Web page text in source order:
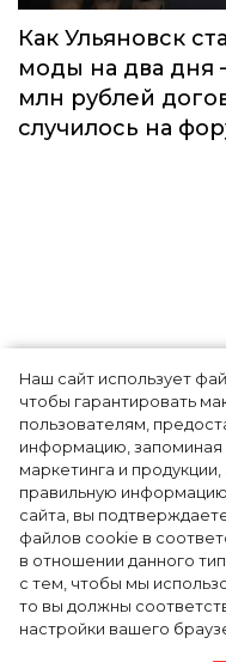
Наш сайт использует
чтобы гарантировать
пользователям,
информацию, запоминая
маркетинга и
правильную
сайта, вы
файлов cookie в
в отношении данного
с тем, чтобы мы
то вы должны
настройки вашего
Как Ульяновск
моды на два дня
млн рублей
случилось на